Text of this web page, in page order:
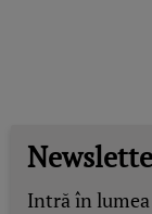
Intră în lumea